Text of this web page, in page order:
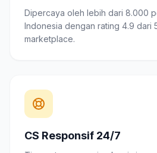
Dipercaya oleh lebih dari 8.000
Indonesia dengan rating 4.9 dari
marketplace.
CS Responsif 24/7